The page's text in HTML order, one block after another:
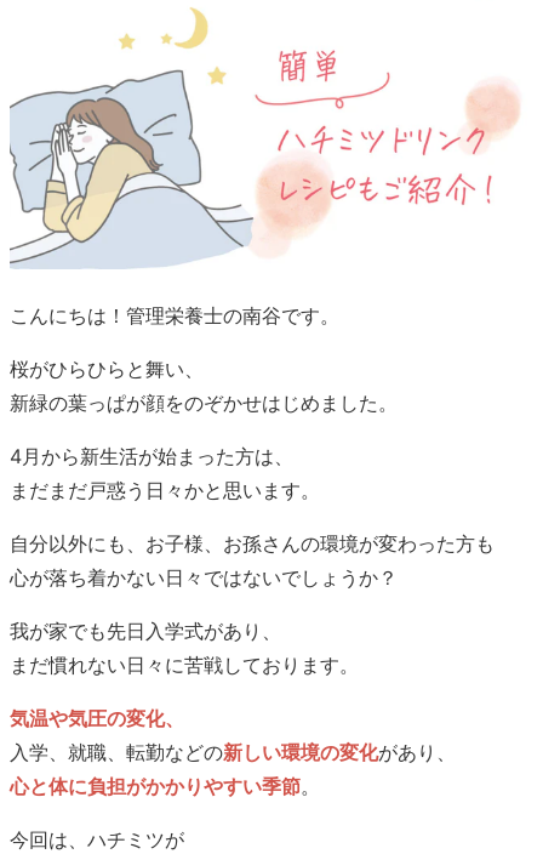
こんにちは！管理栄養士の南谷です。
桜がひらひらと舞い、
新緑の葉っぱが顔をのぞかせはじめました。
4月から新生活が始まった方は、
まだまだ戸惑う日々かと思います。
自分以外にも、お子様、お孫さんの環境が変わった方も
心が落ち着かない日々ではないでしょうか？
我が家でも先日入学式があり、
まだ慣れない日々に苦戦しております。
気温や気圧の変化、
入学、就職、転勤などの新しい環境の変化があり、
心と体に負担がかかりやすい季節。
今回は、ハチミツが